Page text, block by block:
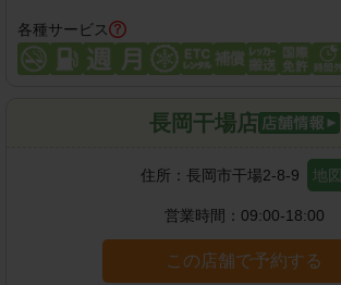
各種サービス
長岡干場店
住所： 長岡市干場2-8-9 地図
営業時間： 09:00-18:00
この店舗で予約する